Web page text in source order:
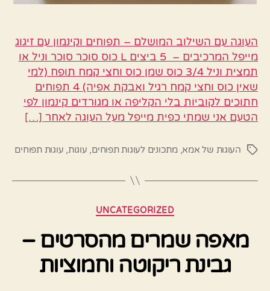
העוגה עם השילוב המושלם – תפוחים וקינמון עם זיגוג
מייפל המרכיבים – 5 ביצים L כוס סוכר סוכר וניל או
תמצית וניל 3/4 כוס שמן כוס וחצי קמח תופח (למי
שאין כוס וחצי קמח רגיל ואבקת אפיה) 4 תפוחים
חתוכים לקוביות בלי הקליפה או מגורדים קינמון לפי
הטעם אני שמתי כפית מייפל מעל העוגה לאחר […]
תגיותהעוגות של אמא,מתכונים לעוגות תפוחים, עוגות, עוגות תפוחים
קטגוריות
UNCATEGORIZED
מאפה שמרים מהסרטים –
גבינת ריקוטה וחמוציות